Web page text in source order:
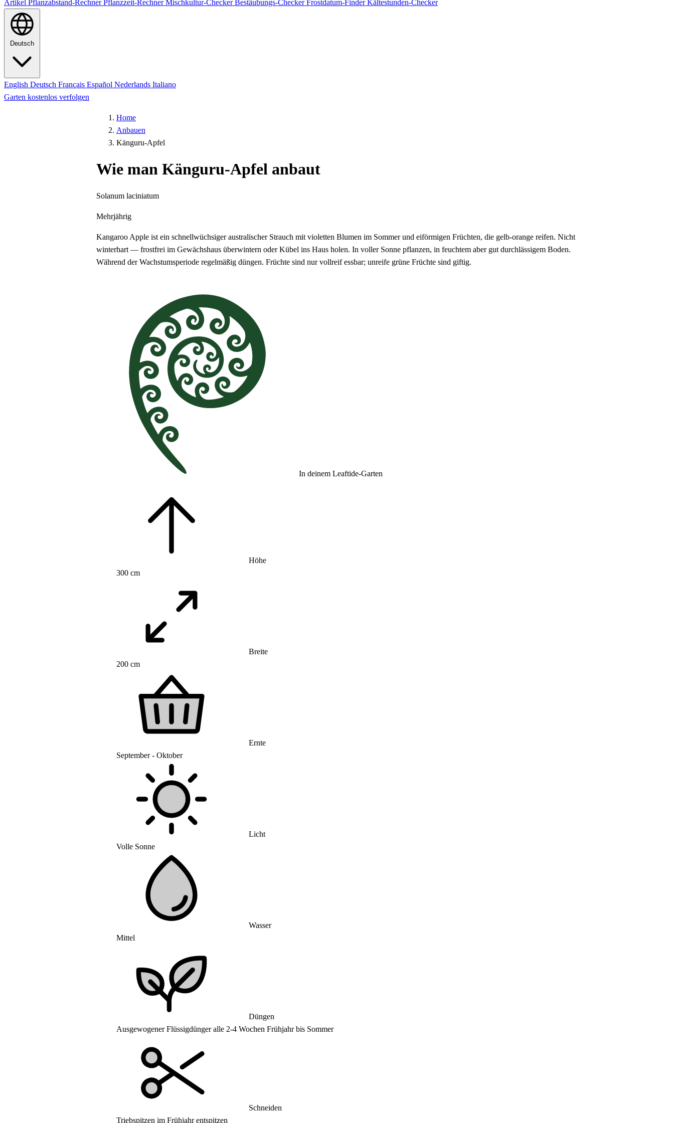
Artikel Pflanzabstand-RechnerPflanzzeit-RechnerMischkultur-CheckerBestäubungs-CheckerFrostdatum-FinderKältestunden-Checker
Deutsch
English Deutsch Français Español Nederlands Italiano
Garten kostenlos verfolgen
Home
Anbauen
Känguru-Apfel
Wie man Känguru-Apfel anbaut
Solanum laciniatum
Mehrjährig
Kangaroo Apple ist ein schnellwüchsiger australischer Strauch mit violetten Blumen im Sommer und eiförmigen Früchten, die gelb-orange reifen. Nicht
winterhart — frostfrei im Gewächshaus überwintern oder Kübel ins Haus holen. In voller Sonne pflanzen, in feuchtem aber gut durchlässigem Boden.
Während der Wachstumsperiode regelmäßig düngen. Früchte sind nur vollreif essbar; unreife grüne Früchte sind giftig.
In deinem Leaftide-Garten
Höhe
300 cm
Breite
200 cm
Ernte
September - Oktober
Licht
Volle Sonne
Wasser
Mittel
Düngen
Ausgewogener Flüssigdünger alle 2-4 Wochen Frühjahr bis Sommer
Schneiden
Triebspitzen im Frühjahr entspitzen